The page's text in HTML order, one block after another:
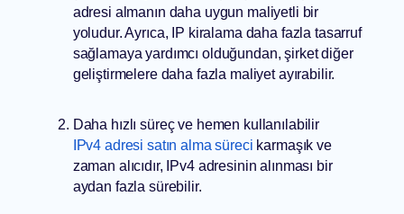
adresi almanın daha uygun maliyetli bir
yoludur. Ayrıca, IP kiralama daha fazla tasarruf
sağlamaya yardımcı olduğundan, şirket diğer
geliştirmelere daha fazla maliyet ayırabilir.
Daha hızlı süreç ve hemen kullanılabilir
IPv4 adresi satın alma süreci karmaşık ve
zaman alıcıdır, IPv4 adresinin alınması bir
aydan fazla sürebilir.